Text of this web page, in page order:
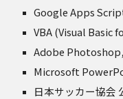
Google Apps
VBA (Visual Basic
Adobe
Microsoft
日本サッカー協会